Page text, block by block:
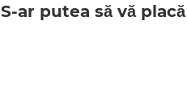
S-ar putea să vă